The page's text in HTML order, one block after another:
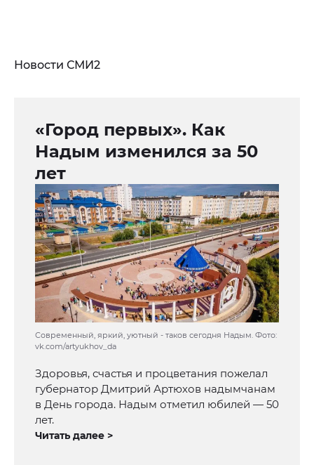
Новости СМИ2
«Город первых». Как
Надым изменился за 50
лет
Современный, яркий, уютный - таков сегодня Надым. Фото:
vk.com/artyukhov_da
Здоровья, счастья и процветания пожелал
губернатор Дмитрий Артюхов надымчанам
в День города. Надым отметил юбилей — 50
лет.
Читать далее >